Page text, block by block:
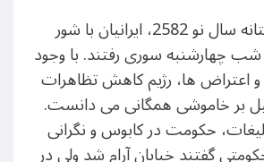
مرحله سوم: در آستانه سال نو 2582، ایرانیان با شور
شب چهارشنبه سوری رفتند. با وجود
اعتراض ها، رژیم کاهش تظاهرات
بر خاموشی همگانی می دانست.
حکومت در کابوس و نگرانی
گفتند خیابان آرام شد ولی در